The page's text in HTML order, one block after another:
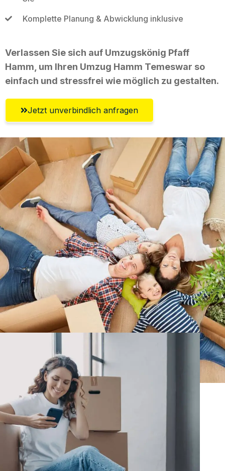
Komplette Planung & Abwicklung inklusive
Verlassen Sie sich auf Umzugskönig Pfaff
Hamm, um Ihren Umzug Hamm Temeswar so
einfach und stressfrei wie möglich zu gestalten.
Jetzt unverbindlich anfragen